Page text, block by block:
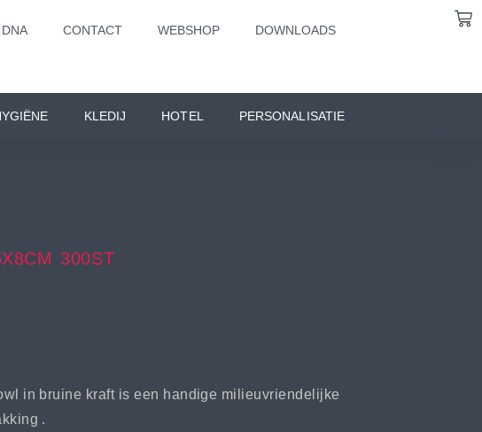
DNA CONTACT WEBSHOP DOWNLOADS
KLEDIJ HOTEL PERSONALISATIE
300ST
in bruine kraft is een handige milieuvriendelijke
.